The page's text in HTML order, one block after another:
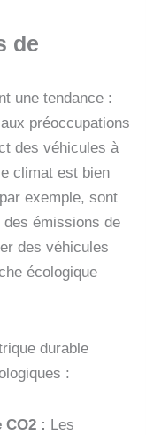
de
une tendance :
préoccupations
des véhicules à
climat est bien
exemple, sont
des émissions de
des véhicules
écologique
durable
:
CO2 : Les